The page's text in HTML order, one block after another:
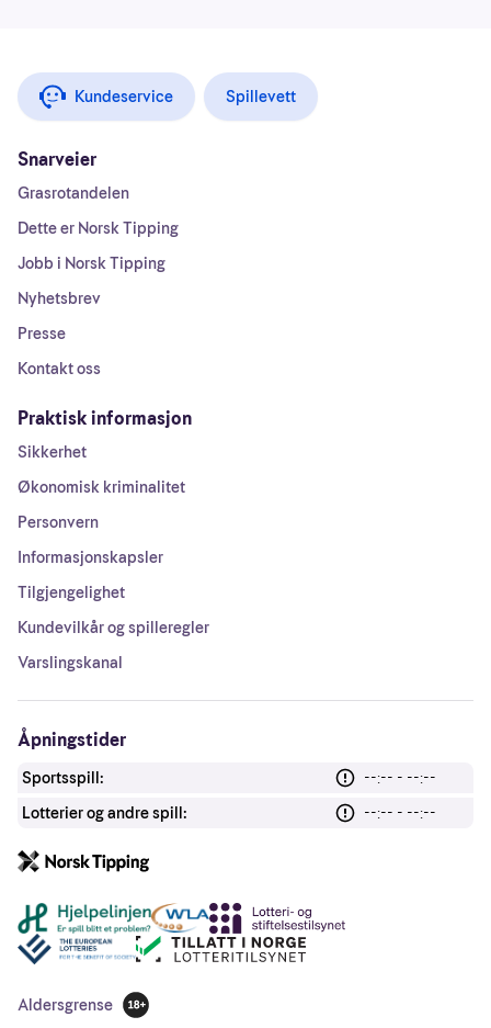
Kundeservice Spillevett
Snarveier
Grasrotandelen
Dette er Norsk Tipping
Jobb i Norsk Tipping
Nyhetsbrev
Presse
Kontakt oss
Praktisk informasjon
Sikkerhet
Økonomisk kriminalitet
Personvern
Informasjonskapsler
Tilgjengelighet
Kundevilkår og spilleregler
Varslingskanal
Åpningstider
Sportsspill:
--:-- - --:--
Lotterier og andre spill:
--:-- - --:--
Andre lenker
Aldersgrense
18 år